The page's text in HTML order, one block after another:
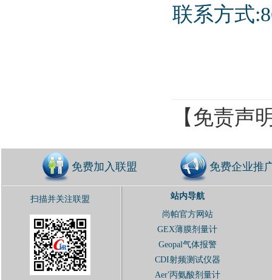
联系方式
【免责声
免费加入联盟 免费企业推
扫描并关注联盟
站内导航
尚帕官方网站
GEX薄膜剂量计
Geopal气体报警
CDI射频测试仪器
Aer'丙氨酸剂量计